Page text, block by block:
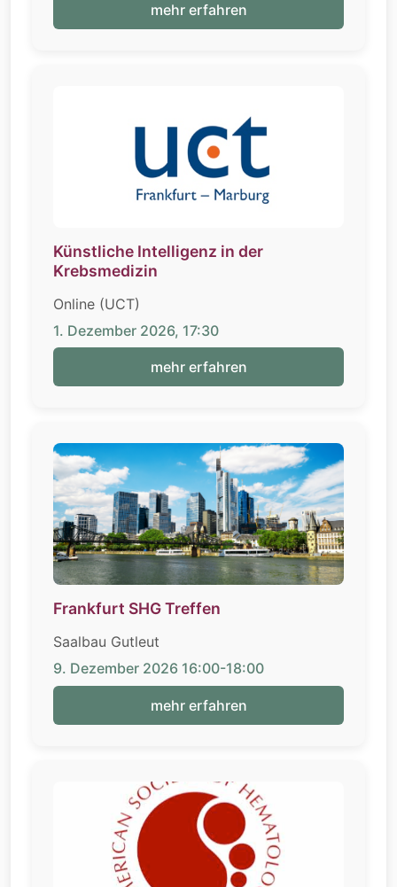
mehr erfahren
Künstliche Intelligenz in der
Krebsmedizin
Online (UCT)
1. Dezember 2026, 17:30
mehr erfahren
Frankfurt SHG Treffen
Saalbau Gutleut
9. Dezember 2026 16:00-18:00
mehr erfahren